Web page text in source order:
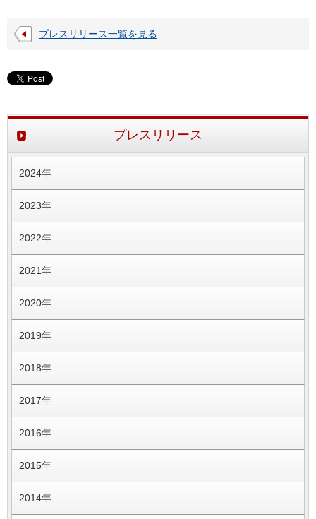
プレスリリース一覧を見る
プレスリリース
2024年
2023年
2022年
2021年
2020年
2019年
2018年
2017年
2016年
2015年
2014年